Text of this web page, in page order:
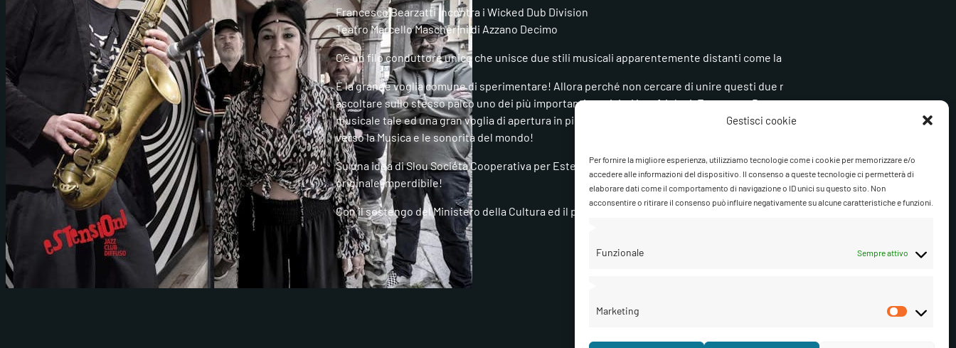
Gestisci cookie
Per fornire la migliore esperienza, utilizziamo tecnologie come i cookie per memorizzare e/o
accedere alle informazioni del dispositivo. Il consenso a queste tecnologie ci permetterà di
elaborare dati come il comportamento di navigazione o ID unici su questo sito. Non
acconsentire o ritirare il consenso può influire negativamente su alcune caratteristiche e funzioni.
Funzionale Sempre attivo
Marketing
Francesco Bearzatti incontra i Wicked Dub Division
Teatro Marcello Mascherini di Azzano Decimo
C’è un filo conduttore unico che unisce due stili musicali apparentemente distanti come la musica jazz e la musica dub, al di
È la grande voglia comune di sperimentare! Allora perché non cercare di unire questi due mondi con due realtà
ascoltare sullo stesso palco uno dei più importanti musicisti jazz friulani, Francesco Berzatti, con gli straordinari ed
musicale tale ed una gran voglia di apertura in più direzioni tanto quanto i Wicked Dub Division sono riusciti ad imporsi nel
verso la Musica e le sonorità del mondo!
Su una idea di Slou Società Cooperativa per Estensioni Jazz Club Diffuso tutti quindi al Teatro Marcello Mascherini di
originale imperdibile!
Con il sostengo del Ministero della Cultura ed il patrocinio del Comune di Azzano Decimo, in collaborazione con